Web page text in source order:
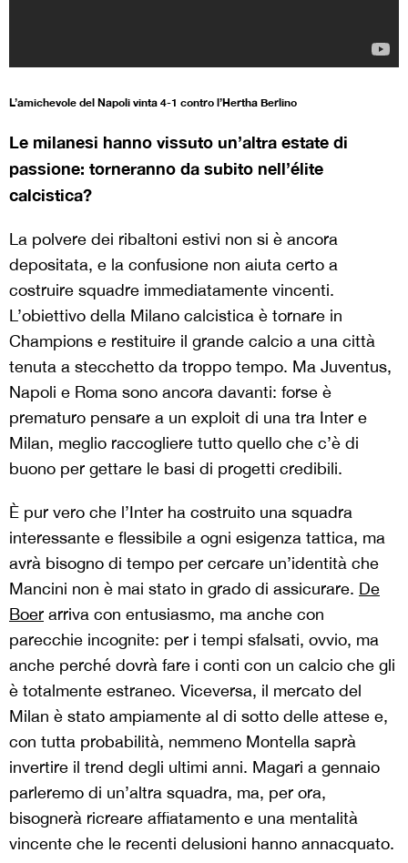
L’amichevole del Napoli vinta 4-1 contro l’Hertha Berlino
Le milanesi hanno vissuto un’altra estate di
passione: torneranno da subito nell’élite
calcistica?
La polvere dei ribaltoni estivi non si è ancora
depositata, e la confusione non aiuta certo a
costruire squadre immediatamente vincenti.
L’obiettivo della Milano calcistica è tornare in
Champions e restituire il grande calcio a una città
tenuta a stecchetto da troppo tempo. Ma Juventus,
Napoli e Roma sono ancora davanti: forse è
prematuro pensare a un exploit di una tra Inter e
Milan, meglio raccogliere tutto quello che c’è di
buono per gettare le basi di progetti credibili.
È pur vero che l’Inter ha costruito una squadra
interessante e flessibile a ogni esigenza tattica, ma
avrà bisogno di tempo per cercare un’identità che
Mancini non è mai stato in grado di assicurare. De
Boer arriva con entusiasmo, ma anche con
parecchie incognite: per i tempi sfalsati, ovvio, ma
anche perché dovrà fare i conti con un calcio che gli
è totalmente estraneo. Viceversa, il mercato del
Milan è stato ampiamente al di sotto delle attese e,
con tutta probabilità, nemmeno Montella saprà
invertire il trend degli ultimi anni. Magari a gennaio
parleremo di un’altra squadra, ma, per ora,
bisognerà ricreare affiatamento e una mentalità
vincente che le recenti delusioni hanno annacquato.